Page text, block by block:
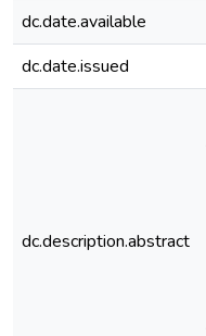
dc.date.available
dc.date.issued
dc.description.abstract